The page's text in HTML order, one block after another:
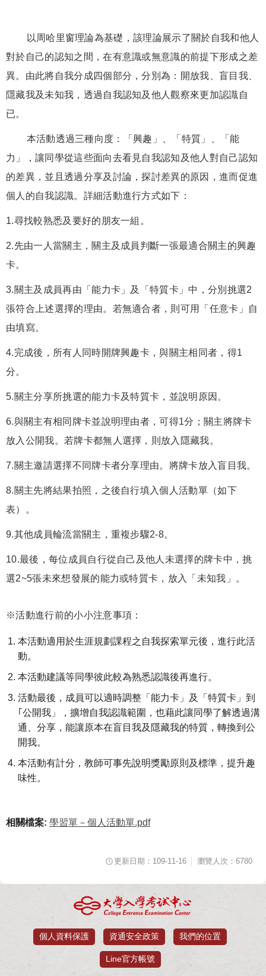
以周哈里窗理論為基礎，該理論展示了關於自我和他人
對於自己的認知之間，在有意識或無意識的前提下形成之差
異。由此將自我分成四個部分，分別為：開放我、盲目我、
隱藏我及未知我，透過自我認知及他人觀察來更加認識自
已。
本活動透過三種向度：「興趣」、「特質」、「能
力」，讓同學從這些面向去看見自我認知及他人對自己認知
的差異，並且透過分享及討論，探討差異的原因，進而促進
個人的自我認識。詳細活動進行方式如下：
1.尋找較熟悉及要好的朋友一組。
2.先由一人當關主，關主及成員判斷一張最適合關主的興趣
卡。
3.關主及成員再由「能力卡」及「特質卡」中，分別挑選2
張符合上述選擇的理由。若無適合者，則可用「任意卡」自
由填寫。
4.完成後，所有人同時開牌興趣卡，與關主相同者，得1
分。
5.關主分享所挑選的能力卡及特質卡，並說明原因。
6.與關主有相同牌卡並說明理由者，可得1分；關主將牌卡
放入公開我。若牌卡都無人選擇，則放入隱藏我。
7.關主邀請選擇不同牌卡者分享理由。將牌卡放入盲目我。
8.關主先將結果拍照，之後自行填入個人活動單（如下
表）。
9.其他成員輪流當關主，重複步驟2-8。
10.最後，每位成員自行從自己及他人未選擇的牌卡中，挑
選2~5張未來想發展的能力或特質卡，放入「未知我」。
※活動進行前的小小注意事項：
本活動適用於生涯規劃課程之自我探索單元後，進行此活
動。
本活動建議等同學彼此較為熟悉認識後再進行。
活動最後，成員可以適時調整「能力卡」及「特質卡」到
｢公開我」，擴增自我認識範圍，也藉此讓同學了解透過溝
通、分享，能讓原本在盲目我及隱藏我的特質，轉換到公
開我。
本活動有計分，教師可事先說明獎勵原則及標準，提升趣
味性。
相關檔案: 學習單－個人活動單.pdf
更新日期：109-11-16 瀏覽人次：6780
個人資料保護 資通安全政策 我們的位置
Line官方帳號